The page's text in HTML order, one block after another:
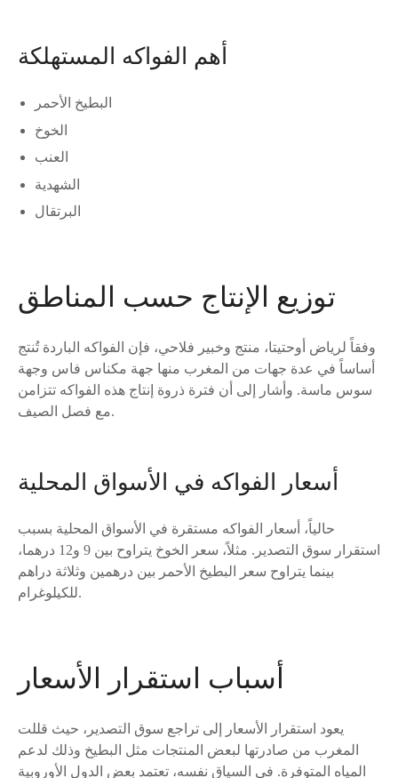
أهم الفواكه المستهلكة
البطيخ الأحمر
الخوخ
العنب
الشهدية
البرتقال
توزيع الإنتاج حسب المناطق
وفقاً لرياض أوحتيتا، منتج وخبير فلاحي، فإن الفواكه الباردة تُنتج
أساساً في عدة جهات من المغرب منها جهة مكناس فاس وجهة
سوس ماسة. وأشار إلى أن فترة ذروة إنتاج هذه الفواكه تتزامن
مع فصل الصيف.
أسعار الفواكه في الأسواق المحلية
حالياً، أسعار الفواكه مستقرة في الأسواق المحلية بسبب
استقرار سوق التصدير. مثلاً، سعر الخوخ يتراوح بين 9 و12 درهما،
بينما يتراوح سعر البطيخ الأحمر بين درهمين وثلاثة دراهم
للكيلوغرام.
أسباب استقرار الأسعار
يعود استقرار الأسعار إلى تراجع سوق التصدير، حيث قللت
المغرب من صادرتها لبعض المنتجات مثل البطيخ وذلك لدعم
المياه المتوفرة. في السياق نفسه، تعتمد بعض الدول الأوروبية